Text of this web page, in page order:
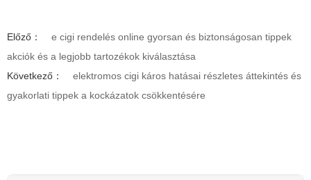
Előző：
e cigi rendelés online gyorsan és biztonságosan tippek
akciók és a legjobb tartozékok kiválasztása
Következő：
elektromos cigi káros hatásai részletes áttekintés és
gyakorlati tippek a kockázatok csökkentésére